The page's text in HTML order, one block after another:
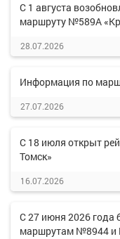
С 1 августа
маршруту №589А
28.07.2026
Информация по
27.07.2026
С 18 июля открыт
Томск»
16.07.2026
С 27 июня 2026 года
маршрутам №8944 и